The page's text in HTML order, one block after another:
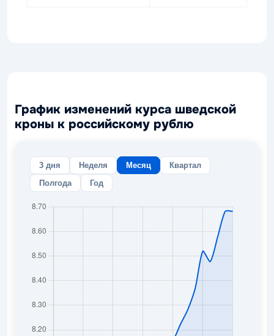
График изменений курса шведской
кроны к российскому рублю
3 дня Неделя Месяц
Квартал
Полгода
Год